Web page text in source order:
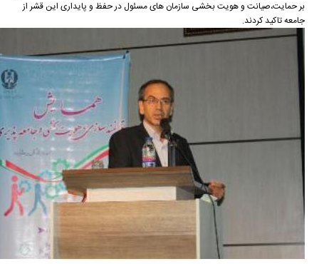
بر حمایت،صیانت و هویت بخشی سازمان های مسئول در حفظ و پایداری این قشر از
جامعه تاکید کردند.